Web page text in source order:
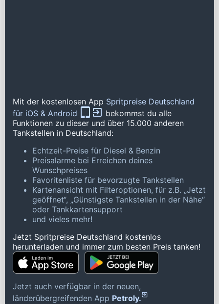
Mit der kostenlosen App Spritpreise Deutschland
für iOS & Android
bekommst du alle
Funktionen zu dieser und über 15.000 anderen
Tankstellen in Deutschland:
Echtzeit-Preise für Diesel & Benzin
Preisalarme bei Erreichen deines
Wunschpreises
Favoritenliste für bevorzugte Tankstellen
Kartenansicht mit Filteroptionen, für z.B. „Jetzt
geöffnet“, „Günstigste Tankstellen in der Nähe“
oder Tankkartensupport
und vieles mehr!
Jetzt Spritpreise Deutschland kostenlos
herunterladen und immer zum besten Preis tanken!
Jetzt auch verfügbar in der neuen,
länderübergreifenden App Petroly.